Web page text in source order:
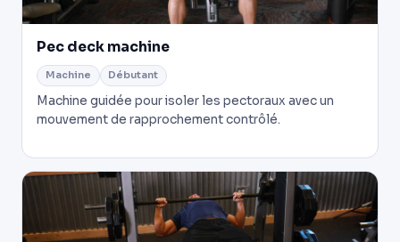
Pec deck machine
Machine Débutant
Machine guidée pour isoler les pectoraux avec un
mouvement de rapprochement contrôlé.